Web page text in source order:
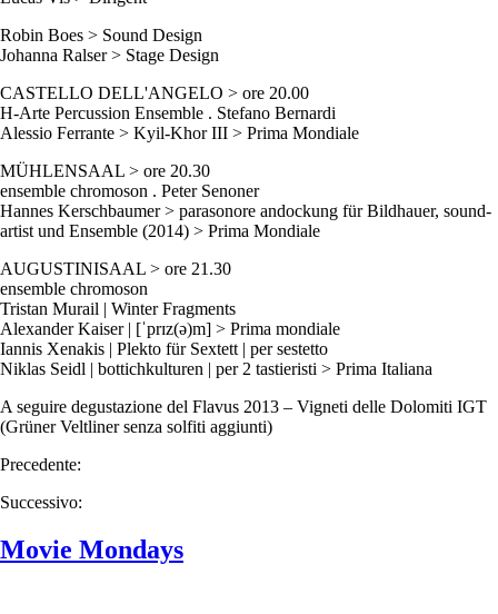
Robin Boes > Sound Design
Johanna Ralser > Stage Design
CASTELLO DELL'ANGELO > ore 20.00
H-Arte Percussion Ensemble . Stefano Bernardi
Alessio Ferrante > Kyil-Khor III > Prima Mondiale
MÜHLENSAAL > ore 20.30
ensemble chromoson . Peter Senoner
Hannes Kerschbaumer > parasonore andockung für Bildhauer, sound-
artist und Ensemble (2014) > Prima Mondiale
AUGUSTINISAAL > ore 21.30
ensemble chromoson
Tristan Murail | Winter Fragments
Alexander Kaiser | [ˈprɪz(ə)m] > Prima mondiale
Iannis Xenakis | Plekto für Sextett | per sestetto
Niklas Seidl | bottichkulturen | per 2 tastieristi > Prima Italiana
A seguire degustazione del Flavus 2013 – Vigneti delle Dolomiti IGT
(Grüner Veltliner senza solfiti aggiunti)
Precedente:
Successivo:
Movie Mondays